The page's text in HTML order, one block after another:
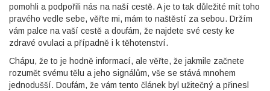
pomohli a podpořili nás na naší cestě. A je to tak důležité mít toho
pravého vedle sebe, věřte mi, mám to naštěstí za sebou. Držím
vám palce na vaší cestě a doufám, že najdete své cesty ke
zdravé ovulaci a případně i k těhotenství.
Chápu, že to je hodně informací, ale věřte, že jakmile začnete
rozumět svému tělu a jeho signálům, vše se stává mnohem
jednodušší. Doufám, že vám tento článek byl užitečný a přinesl